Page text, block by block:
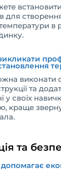
для
в
виконати
та
у своїх
краще
та
допомагає